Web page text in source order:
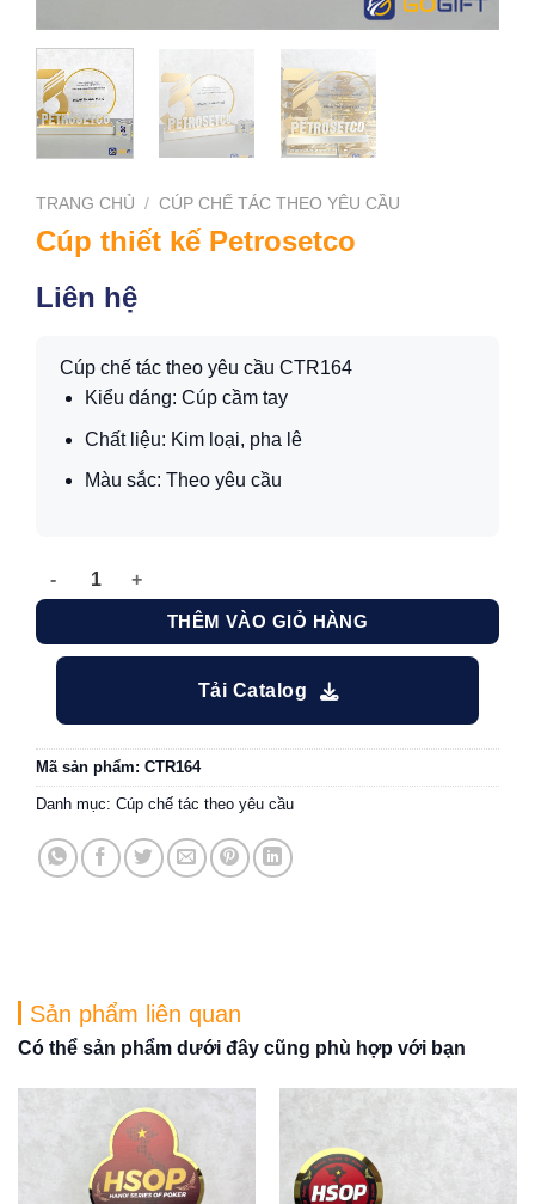
TRANG CHỦ / CÚP CHẾ TÁC THEO YÊU CẦU
Cúp thiết kế Petrosetco
Liên hệ
Cúp chế tác theo yêu cầu CTR164
Kiểu dáng: Cúp cầm tay
Chất liệu: Kim loại, pha lê
Màu sắc: Theo yêu cầu
Cúp thiết kế Petrosetco số lượng
THÊM VÀO GIỎ HÀNG
Tải Catalog
Mã sản phẩm: CTR164
Danh mục: Cúp chế tác theo yêu cầu
Sản phẩm liên quan
Có thể sản phẩm dưới đây cũng phù hợp với bạn